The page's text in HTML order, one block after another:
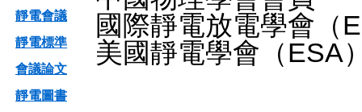
靜電會議
靜電標準
會議論文
靜電圖書
國際靜電放電學會（
美國靜電學會（ESA